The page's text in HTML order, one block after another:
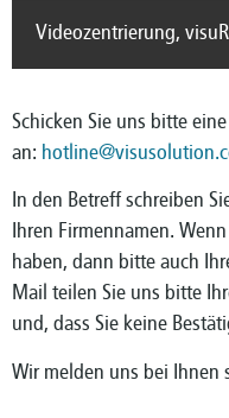
Videozentrierung,
Schicken Sie uns bitte
an:
In den Betreff schreiben
Ihren Firmennamen.
haben, dann bitte auch
Mail teilen Sie uns bitte
und, dass Sie keine
Wir melden uns bei Ihnen